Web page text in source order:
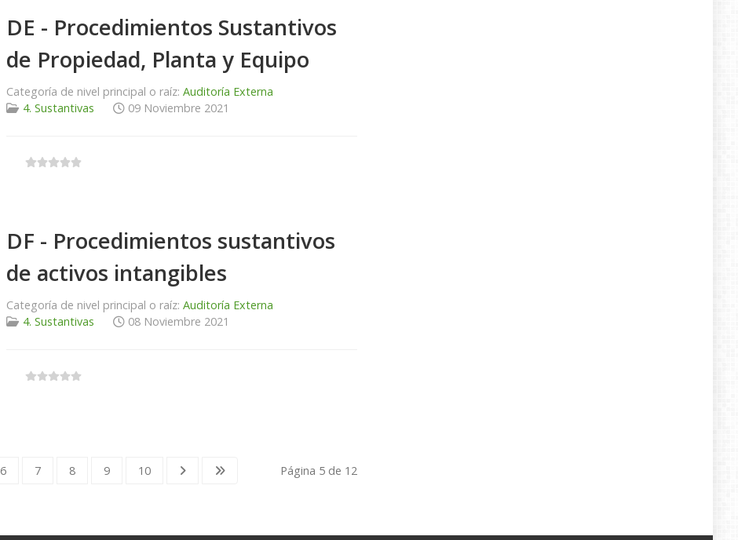
DE - Procedimientos Sustantivos
de Propiedad, Planta y Equipo
Categoría de nivel principal o raíz:Auditoría Externa
4. Sustantivas
09 Noviembre 2021
DF - Procedimientos sustantivos
de activos intangibles
Categoría de nivel principal o raíz:Auditoría Externa
4. Sustantivas
08 Noviembre 2021
Página 5 de 12
6 7 8 9 10